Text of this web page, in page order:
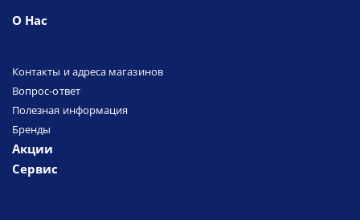
О Нас
Контакты и адреса магазинов
Вопрос-ответ
Полезная информация
Бренды
Акции
Сервис